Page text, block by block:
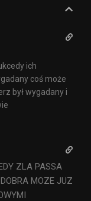
ich
coś może
był wygadany i
ZLA PASSA
MOZE JUZ